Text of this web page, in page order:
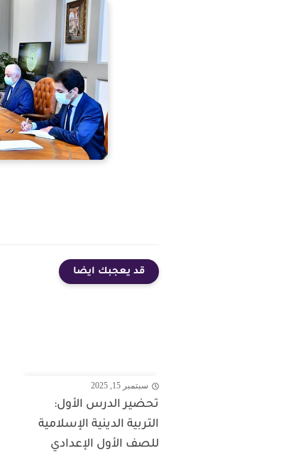
قد يعجبك ايضا
سبتمبر 15, 2025
تحضير الدرس الأول:
التربية الدينية الإسلامية
للصف الأول الإعدادي